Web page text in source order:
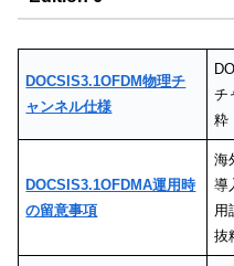
DOCSIS3.1OFDM物理チ
ャンネル仕様
チ
粋
DOCSIS3.1OFDMA運用時
の留意事項
海
導
用
抜